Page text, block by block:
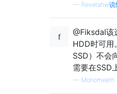
— Revetahw
@Fiksdal该
HDD时可用
SSD）不会
需要在SSD
— Monomeeth